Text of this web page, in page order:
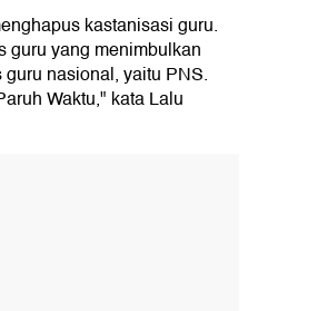
kastanisasi guru.
guru yang menimbulkan
nasional, yaitu PNS.
Waktu," kata Lalu